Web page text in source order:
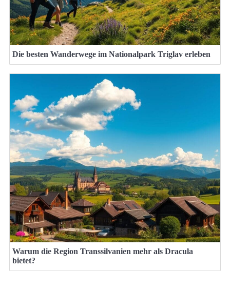
Die besten Wanderwege im Nationalpark Triglav erleben
Warum die Region Transsilvanien mehr als Dracula
bietet?